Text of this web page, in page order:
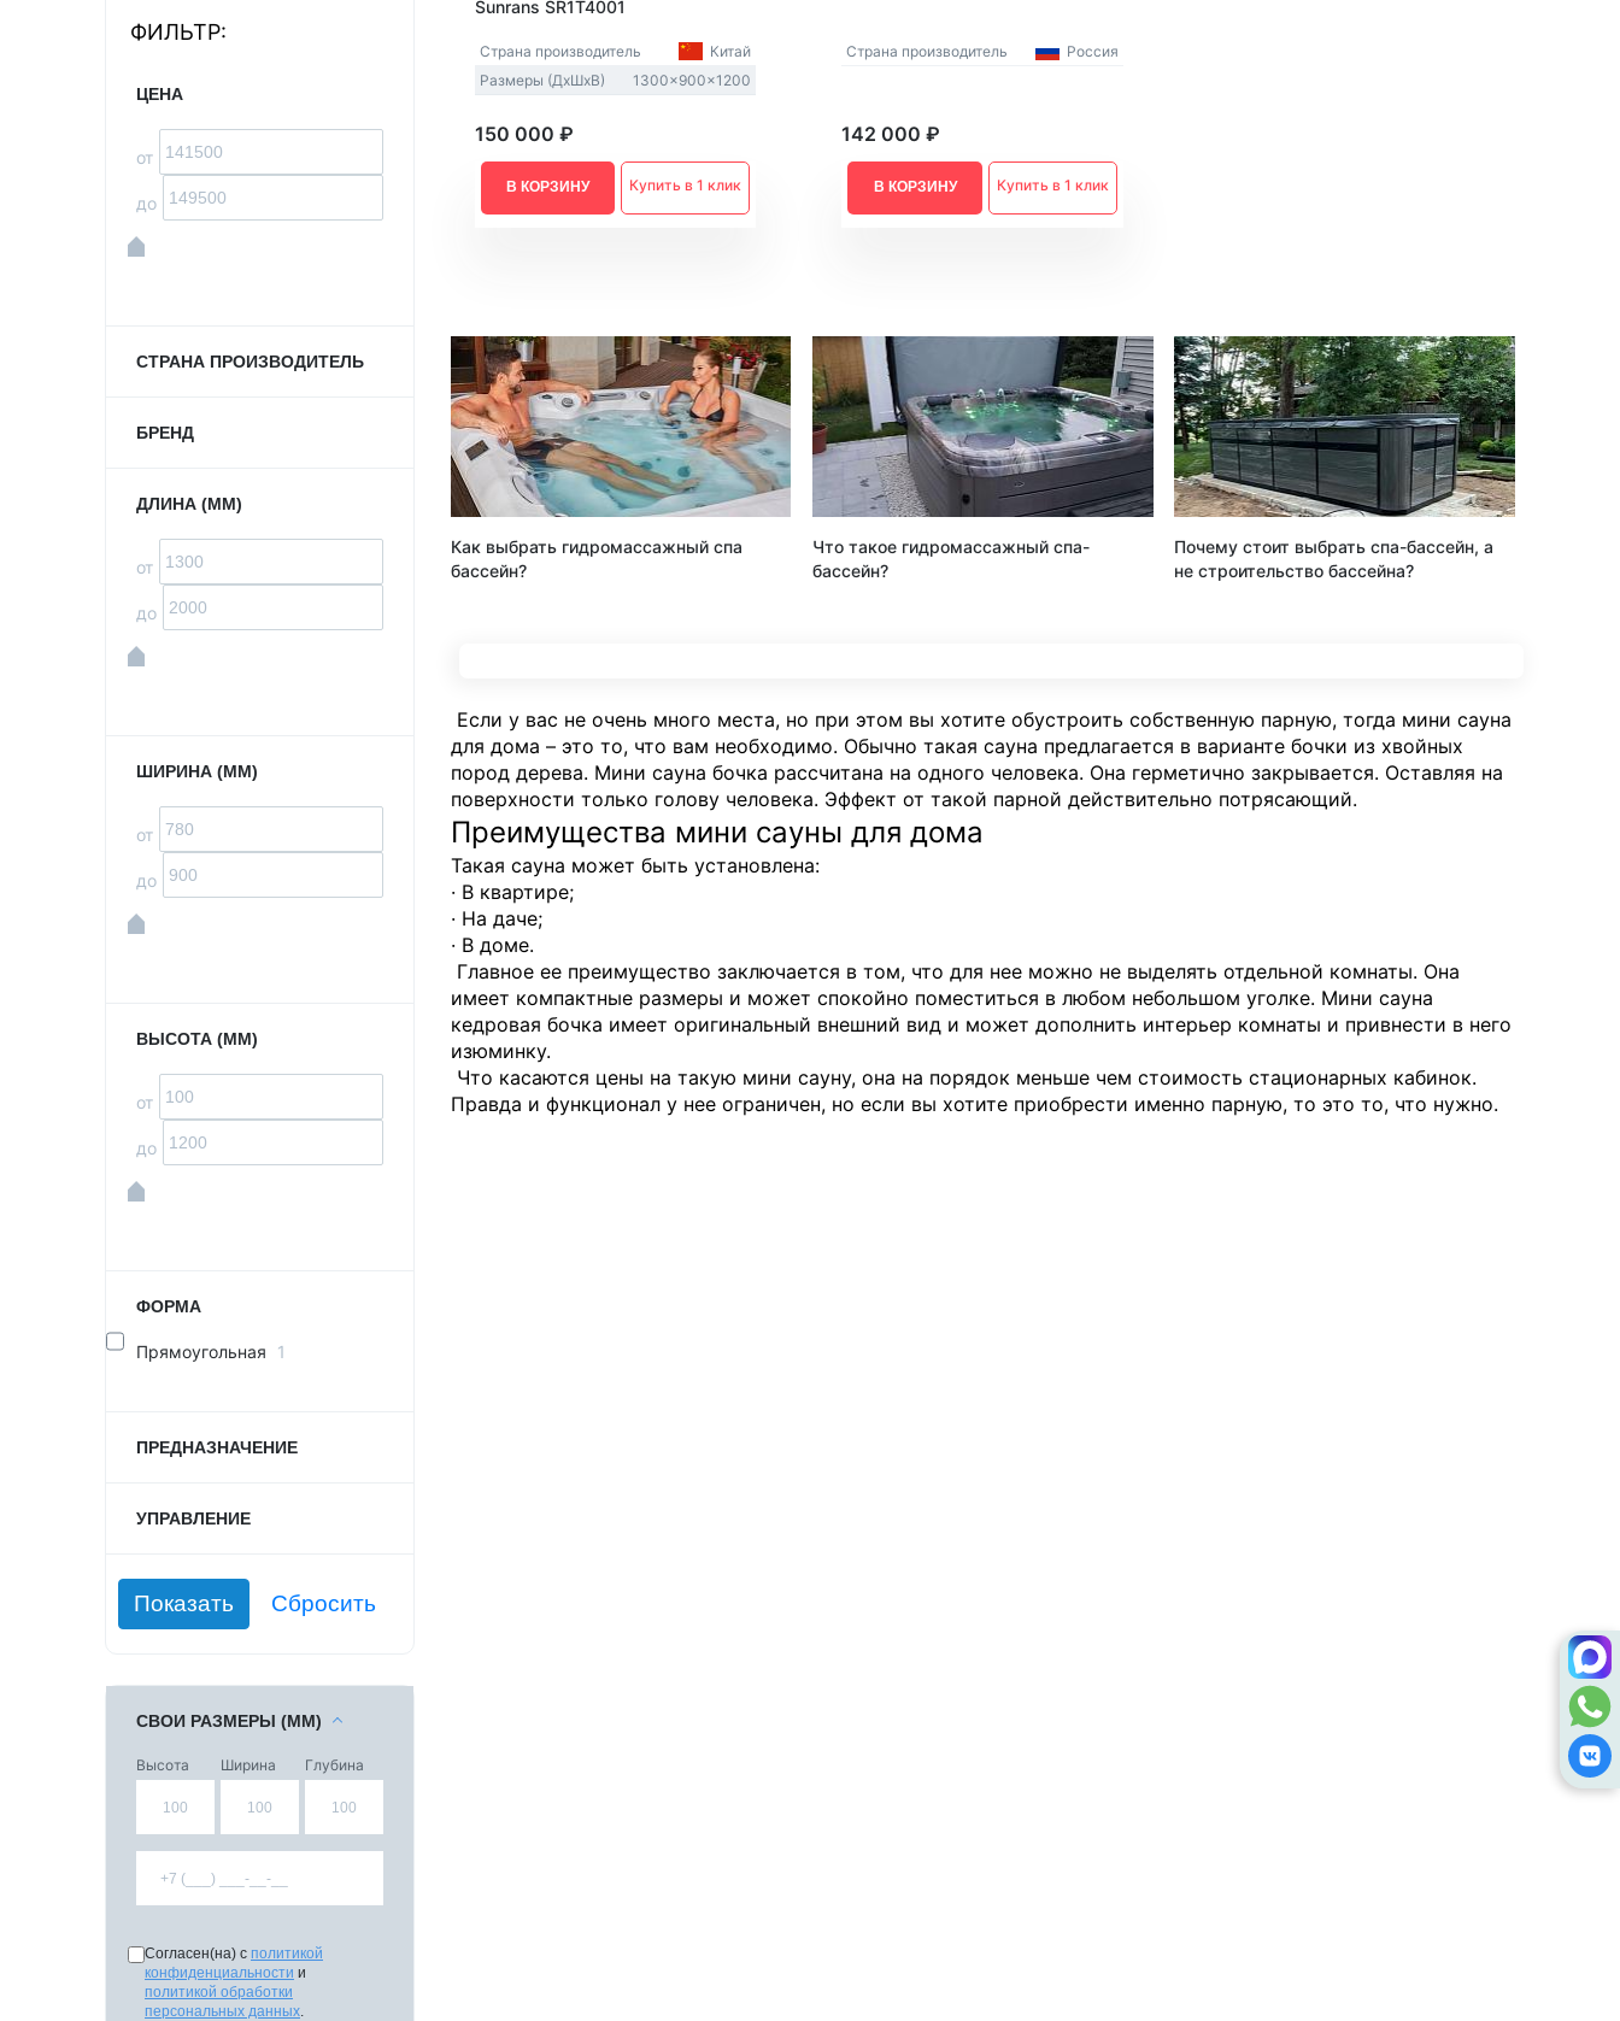
Акриловые
ФИЛЬТР:
ЦЕНА
от
до
СТРАНА ПРОИЗВОДИТЕЛЬ
БРЕНД
ДЛИНА (ММ)
от
до
ШИРИНА (ММ)
от
до
ВЫСОТА (ММ)
от
до
ФОРМА
Прямоугольная 1
ПРЕДНАЗНАЧЕНИЕ
УПРАВЛЕНИЕ
СВОИ РАЗМЕРЫ (ММ)
Высота Ширина Глубина
Согласен(на) с политикой
конфиденциальности и
политикой обработки
персональных данных.
Sunrans SR1T4001
Страна производитель
Китай
Размеры (ДxШxВ)
1300x900x1200
150 000 ₽
В КОРЗИНУ Купить в 1 клик
Страна производитель Россия
142 000 ₽
В КОРЗИНУ Купить в 1 клик
Как выбрать гидромассажный спа
бассейн?
Что такое гидромассажный спа-
бассейн?
Почему стоит выбрать спа-бассейн, а
не строительство бассейна?
Если у вас не очень много места, но при этом вы хотите обустроить собственную парную, тогда мини сауна
для дома – это то, что вам необходимо. Обычно такая сауна предлагается в варианте бочки из хвойных
пород дерева. Мини сауна бочка рассчитана на одного человека. Она герметично закрывается. Оставляя на
поверхности только голову человека. Эффект от такой парной действительно потрясающий.
Преимущества мини сауны для дома
Такая сауна может быть установлена:
· В квартире;
· На даче;
· В доме.
Главное ее преимущество заключается в том, что для нее можно не выделять отдельной комнаты. Она
имеет компактные размеры и может спокойно поместиться в любом небольшом уголке. Мини сауна
кедровая бочка имеет оригинальный внешний вид и может дополнить интерьер комнаты и привнести в него
изюминку.
Что касаются цены на такую мини сауну, она на порядок меньше чем стоимость стационарных кабинок.
Правда и функционал у нее ограничен, но если вы хотите приобрести именно парную, то это то, что нужно.